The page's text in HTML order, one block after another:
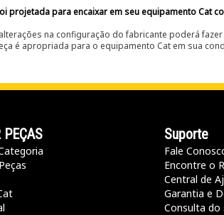
projetada para encaixar em seu equipamento Cat
na configuração do fabricante poderá
é apropriada para o equipamento Cat em sua
PEÇAS Suporte
Fale
Encontre o
Central de
Garantia e
Consulta